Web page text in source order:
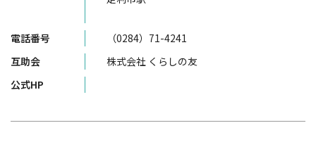
電話番号
（0284）71-4241
互助会
株式会社 くらしの友
公式HP